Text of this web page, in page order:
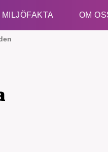
MILJÖFAKTA OM